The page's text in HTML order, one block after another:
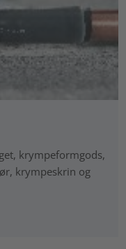
krympeformgods,
krympeskrin og